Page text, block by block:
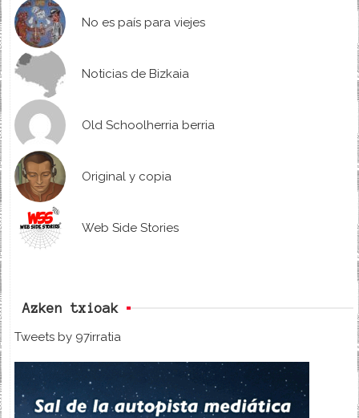
No es país para viejes
Noticias de Bizkaia
Old Schoolherria berria
Original y copia
Web Side Stories
Azken txioak
Tweets by 97irratia